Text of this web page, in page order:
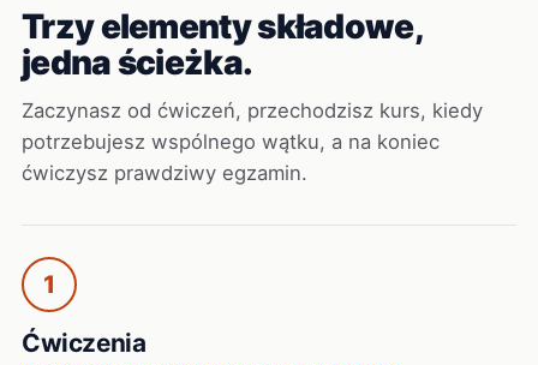
Trzy elementy składowe,
jedna ścieżka.
Zaczynasz od ćwiczeń, przechodzisz kurs, kiedy
potrzebujesz wspólnego wątku, a na koniec
ćwiczysz prawdziwy egzamin.
1
Ćwiczenia